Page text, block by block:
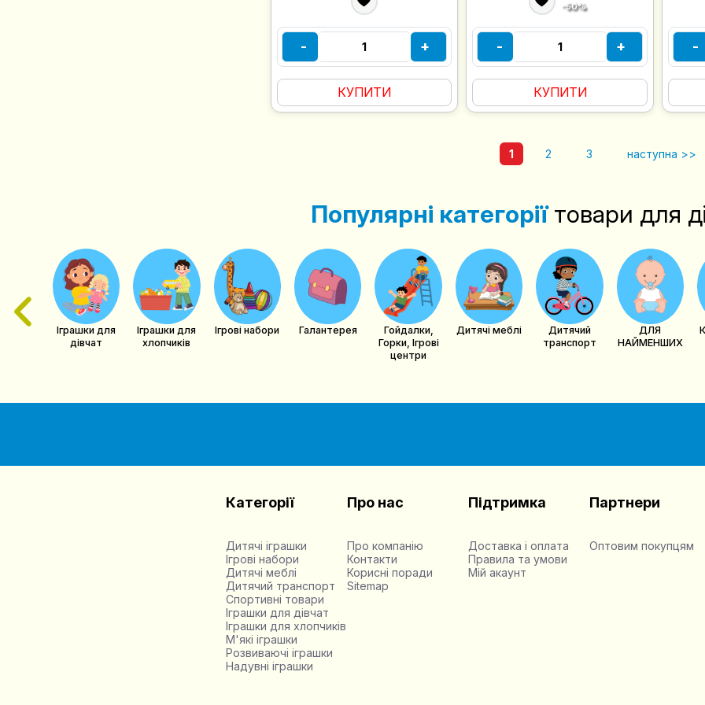
- +
КУПИТИ
-50%
- +
КУПИТИ
-
1 2 3 наступна >>
Популярні категоріїтовари для
Іграшки для
дівчат
Іграшки для
хлопчиків
Ігрові набори Галантерея
Гойдалки,
Горки, Ігрові
центри
Дитячі меблі
Дитячий
транспорт
ДЛЯ
НАЙМЕНШИХ
Категорії
Дитячі іграшки
Ігрові набори
Дитячі меблі
Дитячий транспорт
Спортивні товари
Іграшки для дівчат
Іграшки для хлопчиків
М'які іграшки
Розвиваючі іграшки
Надувні іграшки
Про нас
Про компанію
Контакти
Корисні поради
Sitemap
Підтримка
Доставка і оплата
Правила та умови
Мій акаунт
Партнери
Оптовим покупцям